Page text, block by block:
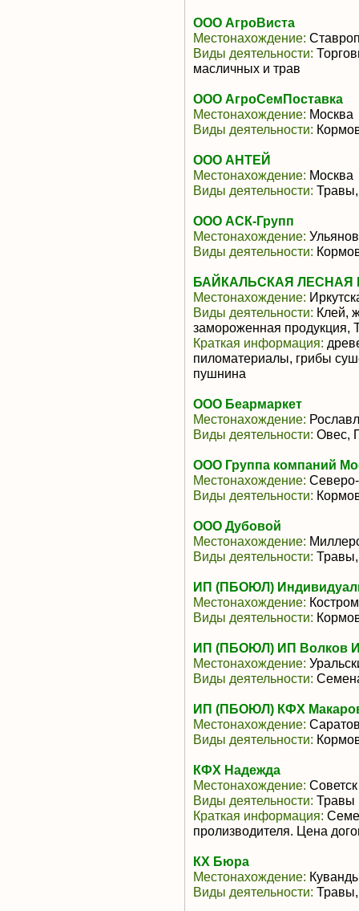
ООО АгроВиста
Местонахождение:
Виды деятельности:
масличных и трав
ООО АгроСемПоставка
Местонахождение: Москва
Виды деятельности:
ООО АНТЕЙ
Местонахождение: Москва
Виды деятельности: Травы,
ООО АСК-Групп
Местонахождение:
Виды деятельности:
БАЙКАЛЬСКАЯ ЛЕСНАЯ
Местонахождение:
Виды деятельности: Клей,
замороженная продукция,
Краткая информация:
пиломатериалы, грибы
пушнина
ООО Беармаркет
Местонахождение:
Виды деятельности: Овес,
ООО Группа компаний
Местонахождение:
Виды деятельности:
ООО Дубовой
Местонахождение:
Виды деятельности:
ИП (ПБОЮЛ)
Местонахождение:
Виды деятельности:
ИП (ПБОЮЛ) ИП Волков
Местонахождение:
Виды деятельности:
ИП (ПБОЮЛ) КФХ
Местонахождение:
Виды деятельности:
КФХ Надежда
Местонахождение: Советск
Виды деятельности: Травы
Краткая информация:
пролизводителя. Цена
КХ Бюра
Местонахождение:
Виды деятельности: